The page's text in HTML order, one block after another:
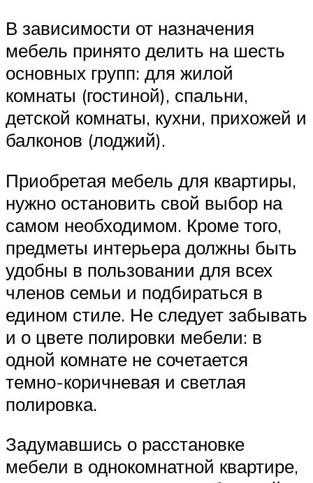
В зависимости от назначения
мебель принято делить на шесть
основных групп: для жилой
комнаты (гостиной), спальни,
детской комнаты, кухни, прихожей и
балконов (лоджий).
Приобретая мебель для квартиры,
нужно остановить свой выбор на
самом необходимом. Кроме того,
предметы интерьера должны быть
удобны в пользовании для всех
членов семьи и подбираться в
едином стиле. Не следует забывать
и о цвете полировки мебели: в
одной комнате не сочетается
темно-коричневая и светлая
полировка.
Задумавшись о расстановке
мебели в однокомнатной квартире,